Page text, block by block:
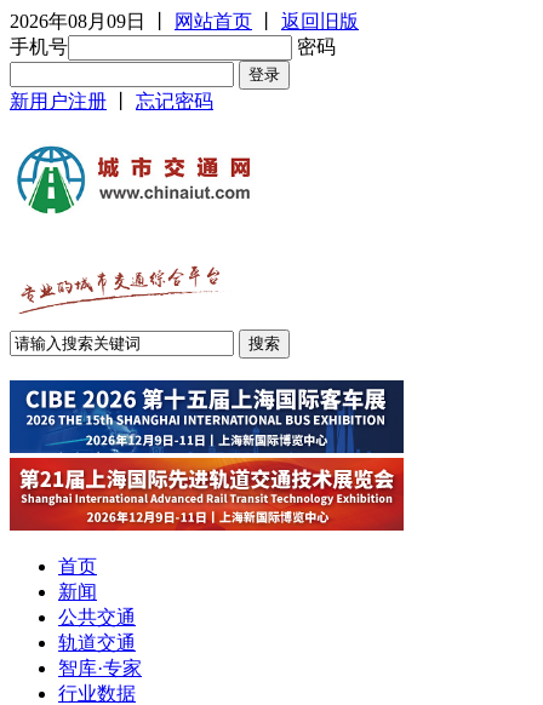
2026年08月09日 网站首页
返回旧版
手机号
密码
新用户注册 忘记密码
首页
新闻
公共交通
轨道交通
智库·专家
行业数据